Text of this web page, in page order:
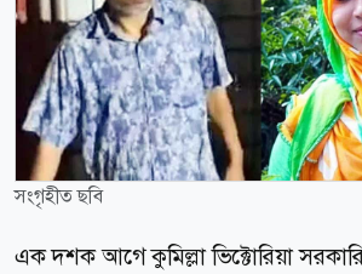
সংগৃহীত ছবি
এক দশক আগে কুমিল্লা ভিক্টোরিয়া